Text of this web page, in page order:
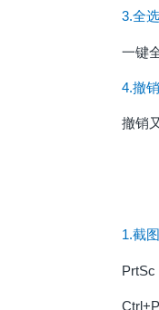
3.全
一键
4.撤
撤销
1.截
PrtSc